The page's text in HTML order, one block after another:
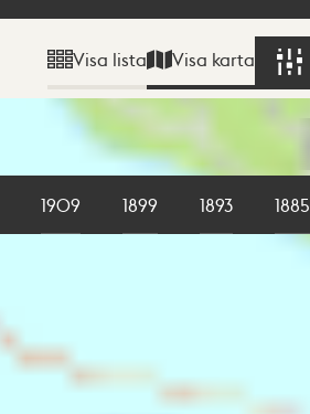
Visa lista Visa karta
1909 1899 1893 1885